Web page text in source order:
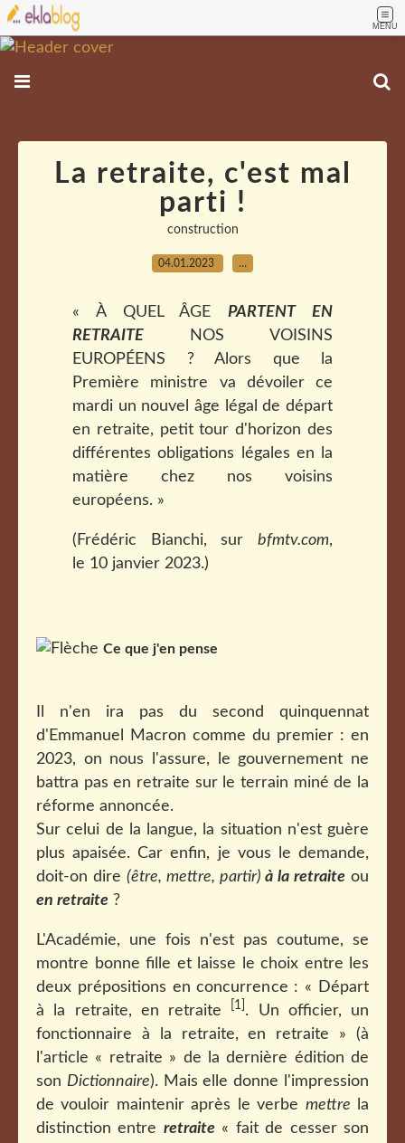
MENU
La retraite, c'est mal
parti !
construction
04.01.2023 …
« À QUEL ÂGEPARTENT EN
RETRAITE NOS VOISINS
EUROPÉENS ? Alors que la
Première ministre va dévoiler ce
mardi un nouvel âge légal de départ
en retraite, petit tour d'horizon des
différentes obligations légales en la
matière chez nos voisins
européens. »
(Frédéric Bianchi, sur bfmtv.com,
le 10 janvier 2023.)
Ce que j'en pense
Il n'en ira pas du second quinquennat
d'Emmanuel Macron comme du premier : en
2023, on nous l'assure, le gouvernement ne
battra pas en retraite sur le terrain miné de la
réforme annoncée.
Sur celui de la langue, la situation n'est guère
plus apaisée. Car enfin, je vous le demande,
doit-on dire (être, mettre, partir)à la retraite ou
en retraite ?
L'Académie, une fois n'est pas coutume, se
montre bonne fille et laisse le choix entre les
deux prépositions en concurrence : « Départ
à la retraite, en retraite
[1] . Un officier, un
fonctionnaire à la retraite, en retraite » (à
l'article « retraite » de la dernière édition de
son Dictionnaire). Mais elle donne l'impression
de vouloir maintenir après le verbe mettre la
distinction entre retraite« fait de cesser son